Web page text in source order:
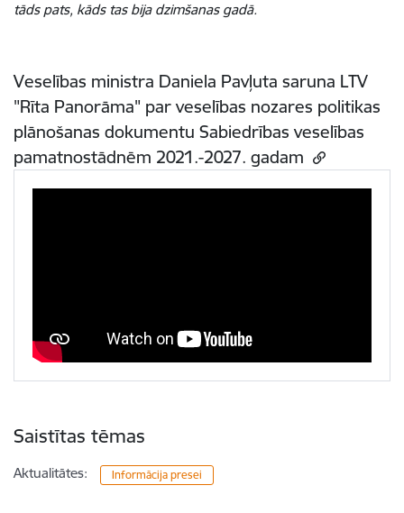
tāds pats, kāds tas bija dzimšanas gadā.
Veselības ministra Daniela Pavļuta saruna LTV
"Rīta Panorāma" par veselības nozares politikas
plānošanas dokumentu Sabiedrības veselības
pamatnostādnēm 2021.-2027. gadam
Saistītas tēmas
Aktualitātes: Informācija presei